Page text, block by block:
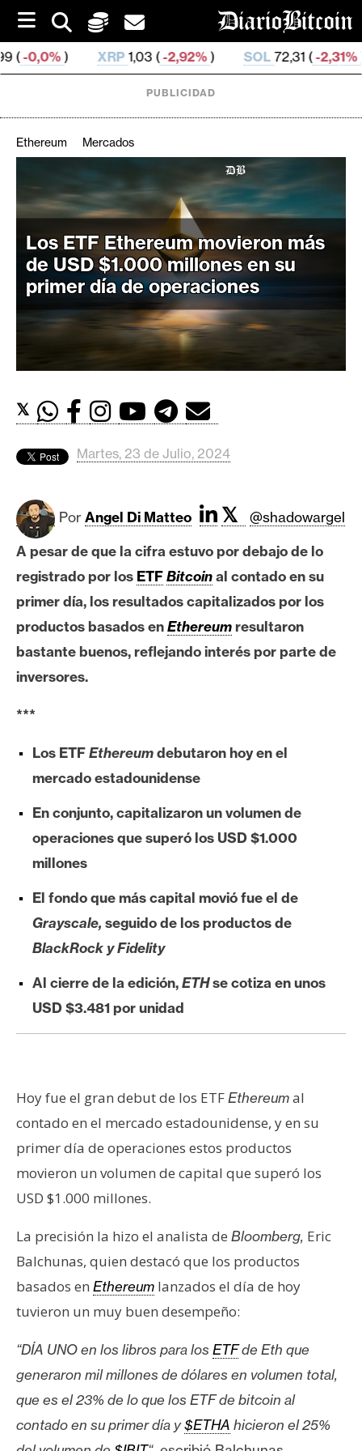
i
p
t
o
XRP1,03 ( -2,92%) SOL72,31 ( -2,31%) TRX
r
i
p
t
o
e
d
o
s
i
c
o
i
n
E
r
e
m
A
A
n
l
i
s
N
o
t
s
d
P
r
n
s
a
PUBLICIDAD
Ethereum Mercados
Los ETF Ethereum movieron más
de USD $1.000 millones en su
primer día de operaciones
𝕏
Martes, 23 de Julio, 2024
Por Angel Di Matteo 𝕏
@shadowargel
A pesar de que la cifra estuvo por debajo de lo
registrado por los ETFBitcoinal contado en su
primer día, los resultados capitalizados por los
productos basados enEthereumresultaron
bastante buenos, reflejando interés por parte de
inversores.
***
Los ETFEthereumdebutaron hoy en el
mercado estadounidense
En conjunto, capitalizaron un volumen de
operaciones que superó los USD $1.000
millones
El fondo que más capital movió fue el de
Grayscale, seguido de los productos de
BlackRock y Fidelity
Al cierre de la edición,ETHse cotiza en unos
USD $3.481 por unidad
Hoy fue el gran debut de los ETFEthereumal
contado en el mercado estadounidense, y en su
primer día de operaciones estos productos
movieron un volumen de capital que superó los
USD $1.000 millones.
La precisión la hizo el analista de Bloomberg, Eric
Balchunas, quien destacó que los productos
basados en Ethereum lanzados el día de hoy
tuvieron un muy buen desempeño:
“DÍA UNO en los libros para los ETFde Eth que
generaron mil millones de dólares en volumen total,
que es el 23% de lo que los ETF de bitcoin al
contado en su primer día y$ETHA hicieron el 25%